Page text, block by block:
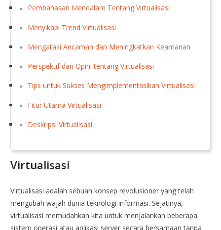
Pembahasan Mendalam Tentang Virtualisasi
Menyikapi Trend Virtualisasi
Mengatasi Ancaman dan Meningkatkan Keamanan
Perspektif dan Opini tentang Virtualisasi
Tips untuk Sukses Mengimplementasikan Virtualisasi
Fitur Utama Virtualisasi
Deskripsi Virtualisasi
Virtualisasi
Virtualisasi adalah sebuah konsep revolusioner yang telah
mengubah wajah dunia teknologi informasi. Sejatinya,
virtualisasi memudahkan kita untuk menjalankan beberapa
sistem operasi atau aplikasi server secara bersamaan tanpa